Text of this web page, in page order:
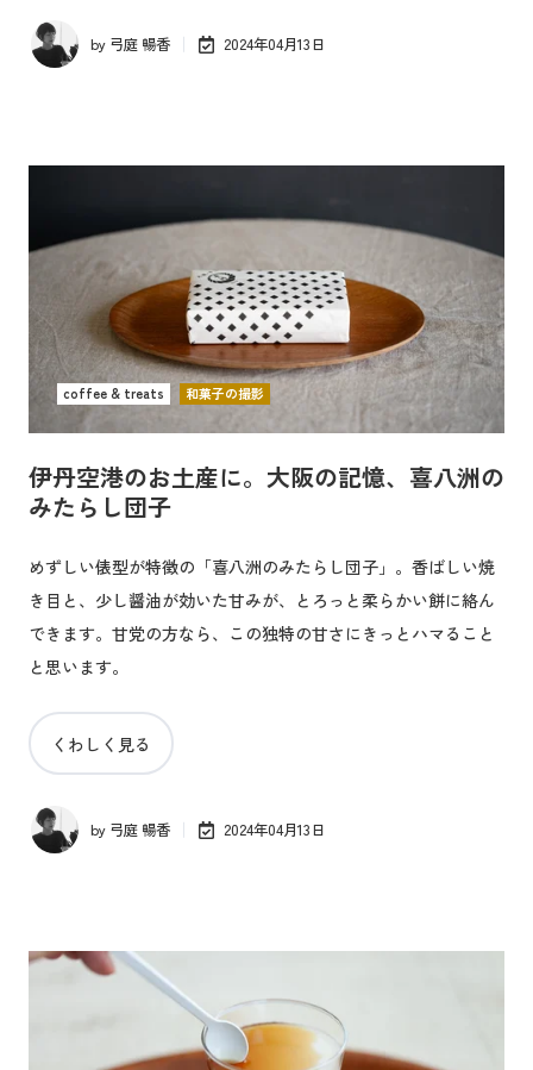
by 弓庭 暢香 2024年04月13日
伊丹空港のお土産に。大阪の記憶、喜八洲の
みたらし団子
めずしい俵型が特徴の「喜八洲のみたらし団子」。香ばしい焼
き目と、少し醤油が効いた甘みが、とろっと柔らかい餅に絡ん
できます。甘党の方なら、この独特の甘さにきっとハマること
と思います。
くわしく見る
by 弓庭 暢香 2024年04月13日
coffee & treats 和菓子の撮影